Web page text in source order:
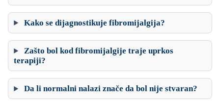
Kako se dijagnostikuje fibromijalgija?
Zašto bol kod fibromijalgije traje uprkos
terapiji?
Da li normalni nalazi znače da bol nije stvaran?